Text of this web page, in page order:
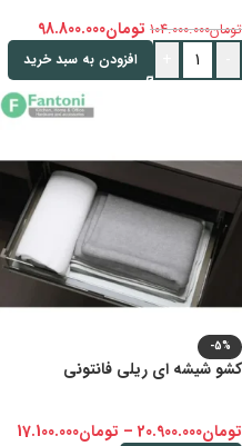
تومان104.000.000 تومان98.800.000
افزودن به سبد خرید
-5%
کشو شیشه ای ریلی فانتونی
تومان20.900.000
– تومان17.100.000